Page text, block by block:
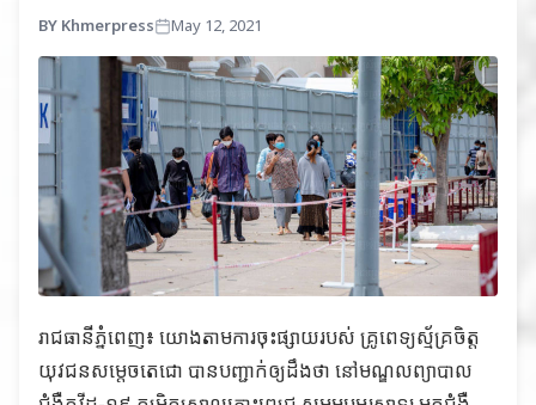
BY Khmerpress May 12, 2021
រាជធានីភ្នំពេញ៖ យោងតាមការចុះផ្សាយរបស់ គ្រូពេទ្យស្ម័គ្រចិត្ត
យុវជនសម្តេចតេជោ បានបញ្ជាក់ឲ្យដឹងថា នៅមណ្ឌលព្យាបាល